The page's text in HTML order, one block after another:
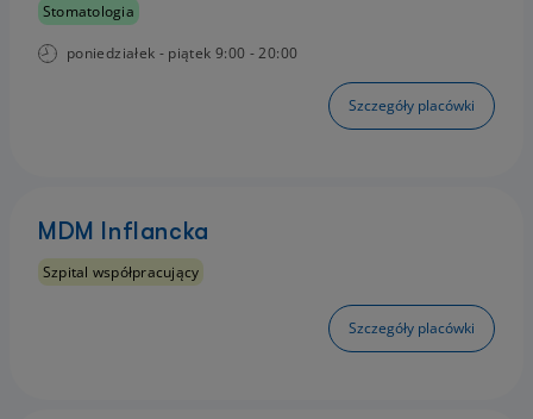
Stomatologia
poniedziałek - piątek 9:00 - 20:00
Szczegóły placówki
MDM Inflancka
Szpital współpracujący
Szczegóły placówki